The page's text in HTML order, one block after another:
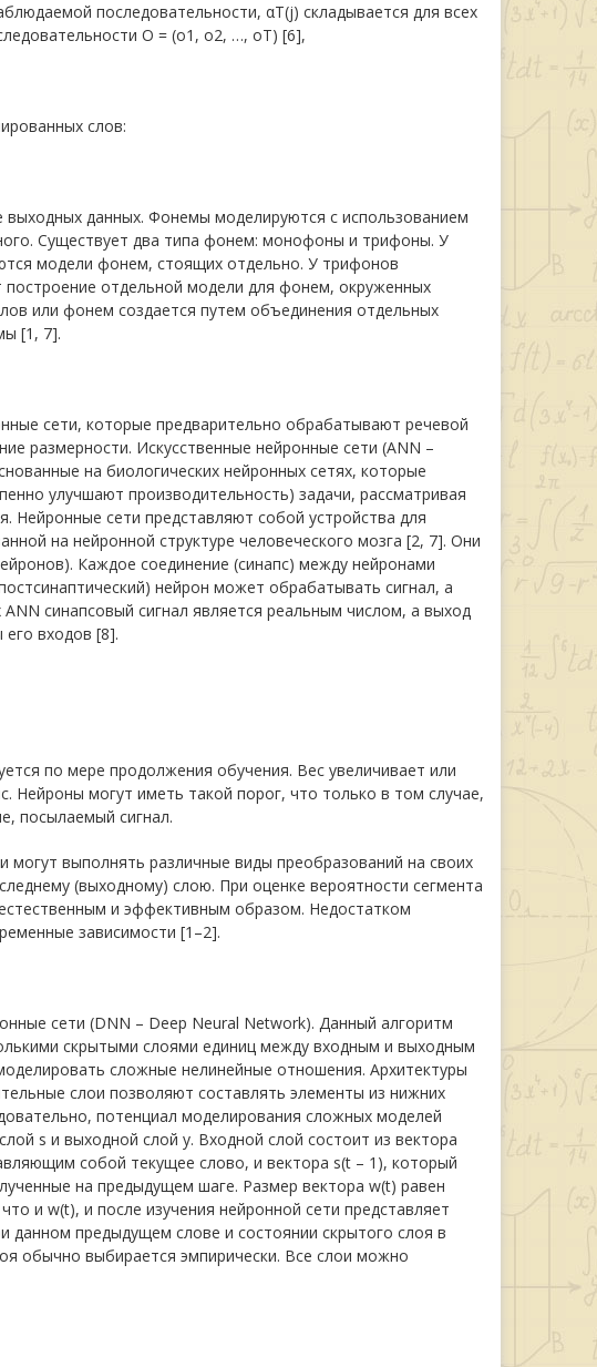
последовательности, αT(j) складывается для всех
O = (o1, o2, …, oT) [6],
слов:
данных. Фонемы моделируются с использованием
Существует два типа фонем: монофоны и трифоны. У
модели фонем, стоящих отдельно. У трифонов
отдельной модели для фонем, окруженных
или фонем создается путем объединения отдельных
[1, 7].
сети, которые предварительно обрабатывают речевой
размерности. Искусственные нейронные сети (ANN –
на биологических нейронных сетях, которые
улучшают производительность) задачи, рассматривая
Нейронные сети представляют собой устройства для
на нейронной структуре человеческого мозга [2, 7]. Они
Каждое соединение (синапс) между нейронами
нейрон может обрабатывать сигнал, а
синапсовый сигнал является реальным числом, а выход
входов [8].
по мере продолжения обучения. Вес увеличивает или
Нейроны могут иметь такой порог, что только в том случае,
посылаемый сигнал.
выполнять различные виды преобразований на своих
(выходному) слою. При оценке вероятности сегмента
и эффективным образом. Недостатком
зависимости [1–2].
сети (DNN – Deep Neural Network). Данный алгоритм
скрытыми слоями единиц между входным и выходным
сложные нелинейные отношения. Архитектуры
слои позволяют составлять элементы из нижних
потенциал моделирования сложных моделей
s и выходной слой y. Входной слой состоит из вектора
собой текущее слово, и вектора s(t – 1), который
на предыдущем шаге. Размер вектора w(t) равен
и w(t), и после изучения нейронной сети представляет
данном предыдущем слове и состоянии скрытого слоя в
обычно выбирается эмпирически. Все слои можно